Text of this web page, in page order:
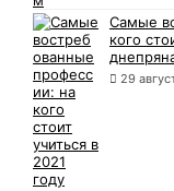
Самые
кого
29